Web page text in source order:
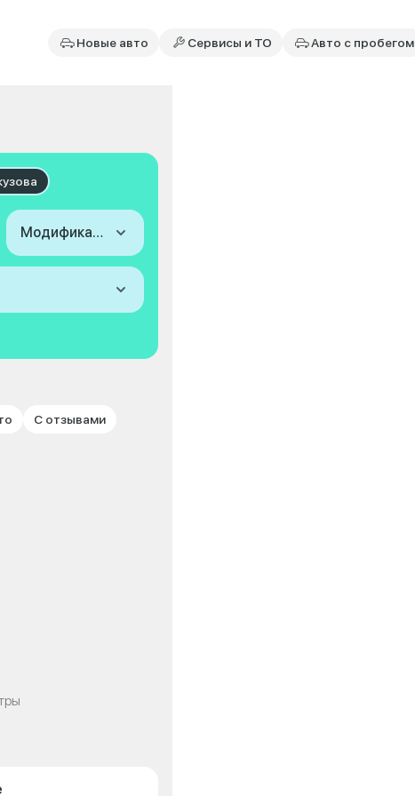
Новые авто Сервисы и ТО Авто с пробегом
Модификация
С отзывами